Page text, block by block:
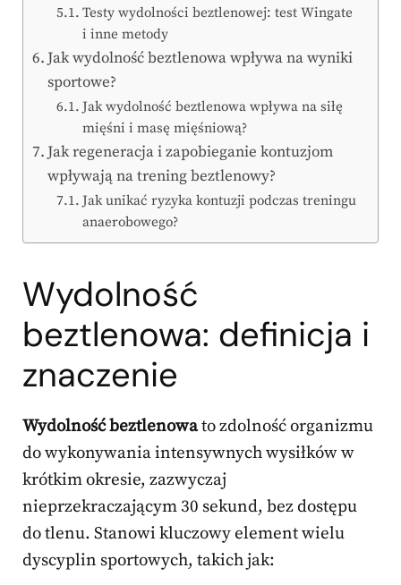
Testy wydolności beztlenowej: test Wingate
i inne metody
Jak wydolność beztlenowa wpływa na wyniki
sportowe?
Jak wydolność beztlenowa wpływa na siłę
mięśni i masę mięśniową?
Jak regeneracja i zapobieganie kontuzjom
wpływają na trening beztlenowy?
Jak unikać ryzyka kontuzji podczas treningu
anaerobowego?
Wydolność
beztlenowa: definicja i
znaczenie
Wydolność beztlenowato zdolność organizmu
do wykonywania intensywnych wysiłków w
krótkim okresie, zazwyczaj
nieprzekraczającym 30 sekund, bez dostępu
do tlenu. Stanowi kluczowy element wielu
dyscyplin sportowych, takich jak: